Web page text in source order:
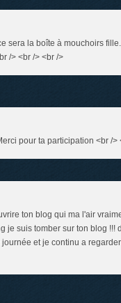
sera la boîte à mouchoirs
/> <br /> <br />
pour ta participation <br />
ton blog qui ma l'air
je suis tomber sur ton blog !!!
et je continu a